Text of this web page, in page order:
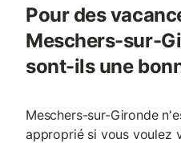
Pour des
Meschers-sur-
sont-ils une
Meschers-sur-Gironde
approprié si vous voulez